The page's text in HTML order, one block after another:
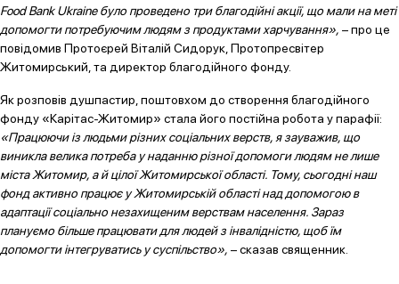
Food Bank Ukraine було проведено три благодійні акції, що мали на меті
допомогти потребуючим людям з продуктами харчування», – про це
повідомив Протоєрей Віталій Сидорук, Протопресвітер
Житомирський, та директор благодійного фонду.
Як розповів душпастир, поштовхом до створення благодійного
фонду «Карітас-Житомир» стала його постійна робота у парафії:
«Працюючи із людьми різних соціальних верств, я зауважив, що
виникла велика потреба у наданню різної допомоги людям не лише
міста Житомир, а й цілої Житомирської області. Тому, сьогодні наш
фонд активно працює у Житомирській області над допомогою в
адаптації соціально незахищеним верствам населення. Зараз
плануємо більше працювати для людей з інвалідністю, щоб їм
допомогти інтегруватись у суспільство», – сказав священник.